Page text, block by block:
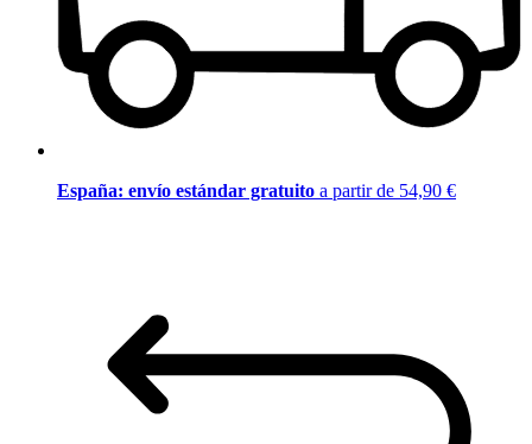
España: envío estándar gratuito a partir de 54,90 €